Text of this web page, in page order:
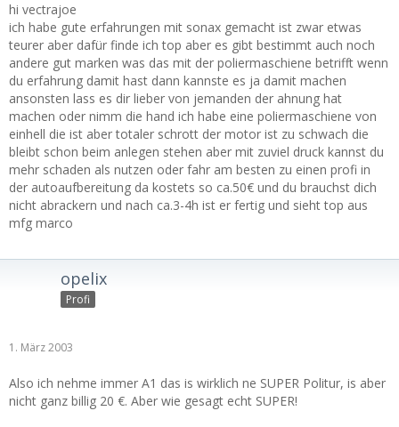
hi vectrajoe
ich habe gute erfahrungen mit sonax gemacht ist zwar etwas
teurer aber dafür finde ich top aber es gibt bestimmt auch noch
andere gut marken was das mit der poliermaschiene betrifft wenn
du erfahrung damit hast dann kannste es ja damit machen
ansonsten lass es dir lieber von jemanden der ahnung hat
machen oder nimm die hand ich habe eine poliermaschiene von
einhell die ist aber totaler schrott der motor ist zu schwach die
bleibt schon beim anlegen stehen aber mit zuviel druck kannst du
mehr schaden als nutzen oder fahr am besten zu einen profi in
der autoaufbereitung da kostets so ca.50€ und du brauchst dich
nicht abrackern und nach ca.3-4h ist er fertig und sieht top aus
mfg marco
opelix
Profi
1. März 2003
Also ich nehme immer A1 das is wirklich ne SUPER Politur, is aber
nicht ganz billig 20 €. Aber wie gesagt echt SUPER!